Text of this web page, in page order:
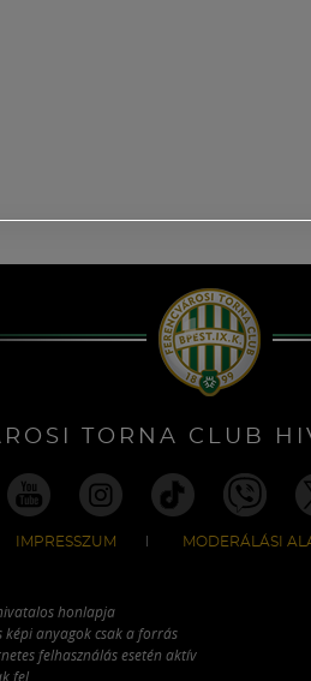
TORNA CLUB
IMPRESSZUM MODERÁLÁSI
honlapja
anyagok csak a forrás
felhasználás esetén aktív
fel.